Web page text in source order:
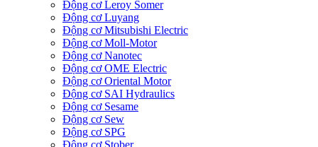
Động cơ Leroy Somer
Động cơ Luyang
Động cơ Mitsubishi Electric
Động cơ Moll-Motor
Động cơ Nanotec
Động cơ OME Electric
Động cơ Oriental Motor
Động cơ SAI Hydraulics
Động cơ Sesame
Động cơ Sew
Động cơ SPG
Động cơ Stober